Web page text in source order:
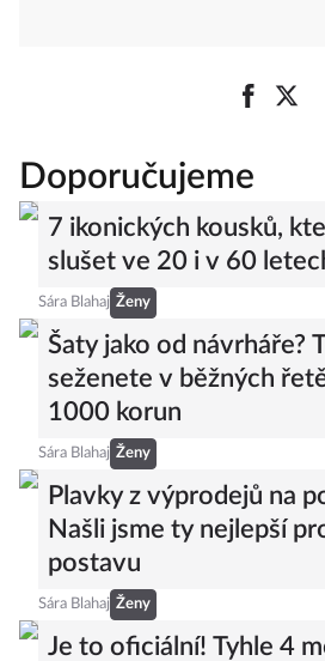
Doporučujeme
7 ikonických kousků,
slušet ve 20 i v 60
Sára Blahaj Ženy
Šaty jako od návrháře?
seženete v běžných
1000 korun
Sára Blahaj Ženy
Plavky z výprodejů na
Našli jsme ty nejlepší
postavu
Sára Blahaj Ženy
Je to oficiální! Tyhle 4